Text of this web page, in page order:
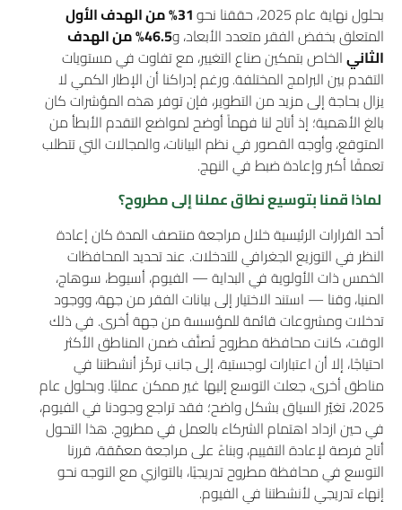
بحلول نهاية عام 2025، حققنا نحو
المتعلق بخفض الفقر متعدد الأبعاد، و
46.5% من الهدف
الثانيالخاص بتمكين صناع التغيير، مع تفاوت في مستويات
التقدم بين البرامج المختلفة. ورغم إدراكنا أن الإطار الكمي لا
يزال بحاجة إلى مزيد من التطوير، فإن توفر هذه المؤشرات كان
بالغ الأهمية؛ إذ أتاح لنا فهماً أوضح لمواضع التقدم الأبطأ من
المتوقع، وأوجه القصور في نظم البيانات، والمجالات التي تتطلب
تعمقًا أكبر وإعادة ضبط في النهج.
لماذا قمنا بتوسيع نطاق عملنا إلى مطروح؟
أحد القرارات الرئيسية خلال مراجعة منتصف المدة كان إعادة
النظر في التوزيع الجغرافي للتدخلات. عند تحديد المحافظات
الخمس ذات الأولوية في البداية — الفيوم، أسيوط، سوهاج،
المنيا، وقنا — استند الاختيار إلى بيانات الفقر من جهة، ووجود
تدخلات ومشروعات قائمة للمؤسسة من جهة أخرى. في ذلك
الوقت، كانت محافظة مطروح تُصنَّف ضمن المناطق الأكثر
احتياجًا، إلا أن اعتبارات لوجستية، إلى جانب تركّز أنشطتنا في
مناطق أخرى، جعلت التوسع إليها غير ممكن عمليًا. وبحلول عام
2025، تغيّر السياق بشكل واضح؛ فقد تراجع وجودنا في الفيوم،
في حين ازداد اهتمام الشركاء بالعمل في مطروح. هذا التحول
أتاح فرصة لإعادة التقييم، وبناءً على مراجعة معمّقة، قررنا
التوسع في محافظة مطروح تدريجيًا، بالتوازي مع التوجه نحو
إنهاء تدريجي لأنشطتنا في الفيوم.